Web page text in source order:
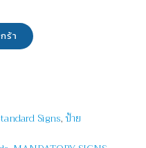
ร้า
Signs, ป้าย